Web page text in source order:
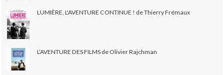
LUMIÈRE, L'AVENTURE CONTINUE ! de Thierry Frémaux
L’AVENTURE DES FILMS de Olivier Rajchman